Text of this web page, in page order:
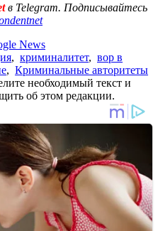
в Telegram. Подписывайтесь
News
, криминалитет, вор в
, Криминальные авторитеты
необходимый текст и
об этом редакции.